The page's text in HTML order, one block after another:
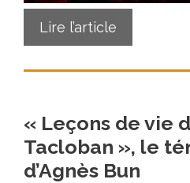
Lire l’article
« Leçons de vie
Tacloban », le
d’Agnès Bun